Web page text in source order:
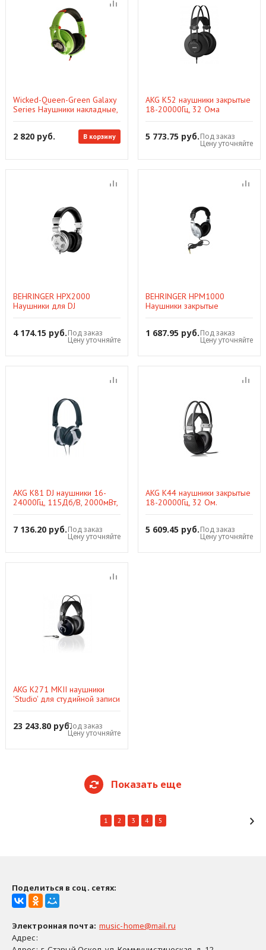
Wicked-Queen-Green Galaxy
Series Наушники накладные,
2 820 руб. В корзину
AKG K52 наушники закрытые
18-20000Гц, 32 Ома
5 773.75 руб.Под заказ
Цену уточняйте
BEHRINGER HPX2000
Наушники для DJ
4 174.15 руб.Под заказ
Цену уточняйте
BEHRINGER HPM1000
Наушники закрытые
1 687.95 руб.Под заказ
Цену уточняйте
AKG K81 DJ наушники 16-
24000Гц, 115Дб/В, 2000мВт,
7 136.20 руб.Под заказ
Цену уточняйте
AKG K44 наушники закрытые
18-20000Гц, 32 Ом.
5 609.45 руб.Под заказ
Цену уточняйте
AKG K271 MKII наушники
'Studio' для студийной записи
23 243.80 руб.Под заказ
Цену уточняйте
Показать еще
1 2 3 4 5
Поделиться в соц. сетях:
Электронная почта: music-home@mail.ru
Адрес: